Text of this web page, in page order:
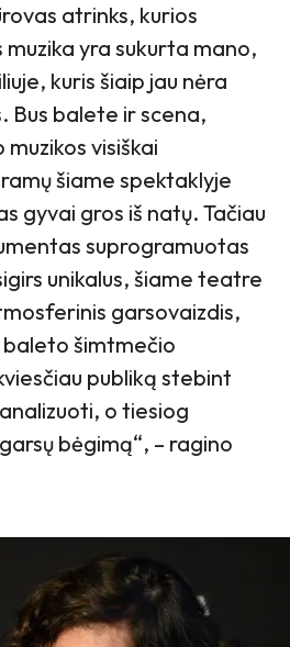
atrinks, kurios
muzika yra sukurta mano,
kuris šiaip jau nėra
Bus balete ir scena,
muzikos visiškai
šiame spektaklyje
gyvai gros iš natų. Tačiau
suprogramuotas
unikalus, šiame teatre
garsovaizdis,
šimtmečio
publiką stebint
o tiesiog
bėgimą“, – ragino